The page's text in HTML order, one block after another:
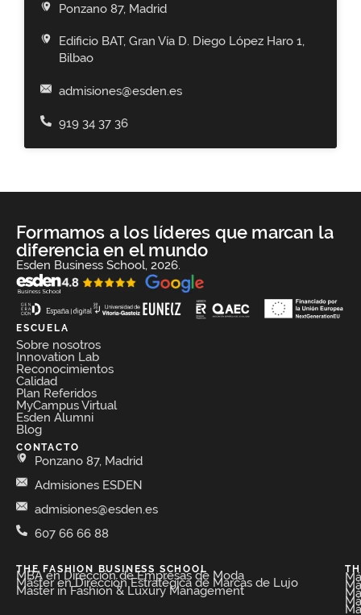
Ponzano 87, Madrid
Edificio BAT, Gran Vía D. Diego López Haro 1,
Bilbao
admisiones@esden.es
919 34 37 36
Formamos a los líderes que marcan la
diferencia en el mundo
Esden Business School, 2026.
ESCUELA
Sobre nosotros
Innovation Lab
Reconocimientos
Calidad
Plan Referidos
MyCampus Virtual
Esden Alumni
Blog
CONTACTO
Ponzano 87, Madrid
Admisiones ESDEN
admisiones@esden.es
607 66 66 88
THE FASHION BUSINESS SCHOOL​
MBA en Dirección de Empresas de Moda​
Máster en Dirección Estratégica de Marcas de Lujo
Master in Fashion & Luxury Management